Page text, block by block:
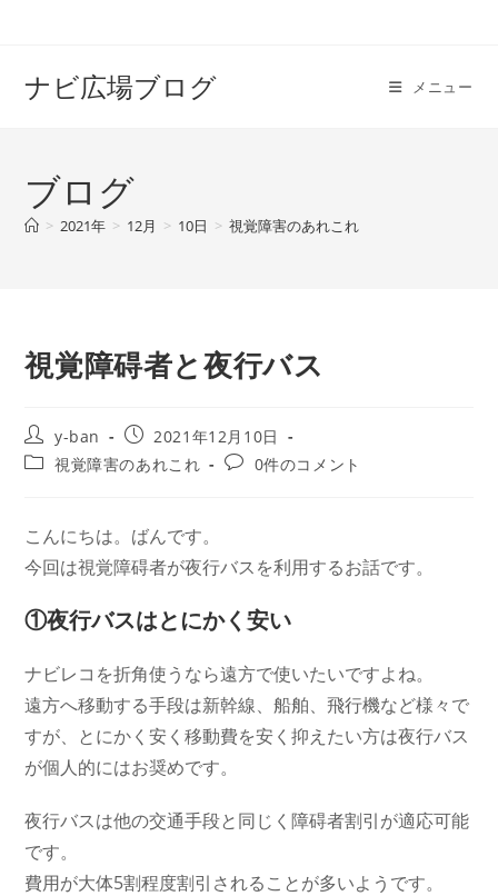
ナビ広場ブログ メニュー
ブログ
> 2021年 > 12月 > 10日 > 視覚障害のあれこれ
視覚障碍者と夜行バス
投
稿
者:
y-ban
投
稿
公
2021年12月10日
投
テ
ゴ
リ
視覚障害のあれこれ
投
ト:
0件のコメント
こんにちは。ばんです。
今回は視覚障碍者が夜行バスを利用するお話です。
①夜行バスはとにかく安い
ナビレコを折角使うなら遠方で使いたいですよね。
遠方へ移動する手段は新幹線、船舶、飛行機など様々で
すが、とにかく安く移動費を安く抑えたい方は夜行バス
が個人的にはお奨めです。
夜行バスは他の交通手段と同じく障碍者割引が適応可能
です。
費用が大体5割程度割引されることが多いようです。